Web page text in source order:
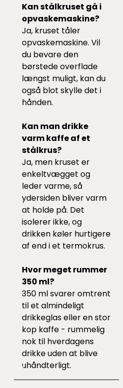
Kan stålkruset gå i
opvaskemaskine?
Ja, kruset tåler
opvaskemaskine. Vil
du bevare den
børstede overflade
længst muligt, kan du
også blot skylle det i
hånden.
Kan man drikke
varm kaffe af et
stålkrus?
Ja, men kruset er
enkeltvægget og
leder varme, så
ydersiden bliver varm
at holde på. Det
isolerer ikke, og
drikken køler hurtigere
af end i et termokrus.
Hvor meget rummer
350 ml?
350 ml svarer omtrent
til et almindeligt
drikkeglas eller en stor
kop kaffe - rummelig
nok til hverdagens
drikke uden at blive
uhåndterligt.